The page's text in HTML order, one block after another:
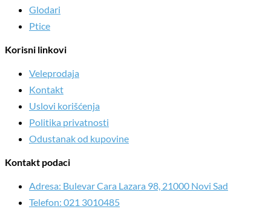
Glodari
Ptice
Korisni linkovi
Veleprodaja
Kontakt
Uslovi korišćenja
Politika privatnosti
Odustanak od kupovine
Kontakt podaci
Adresa: Bulevar Cara Lazara 98, 21000 Novi Sad
Telefon: 021 3010485